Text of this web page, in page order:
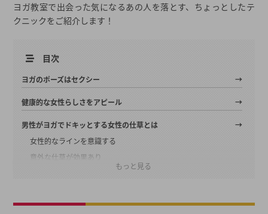
ヨガ教室で出会った気になるあの人を落とす、ちょっとしたテ
クニックをご紹介します！
目次
ヨガのポーズはセクシー
健康的な女性らしさをアピール
男性がヨガでドキッとする女性の仕草とは
女性的なラインを意識する
意外な仕草が効果あり
もっと見る